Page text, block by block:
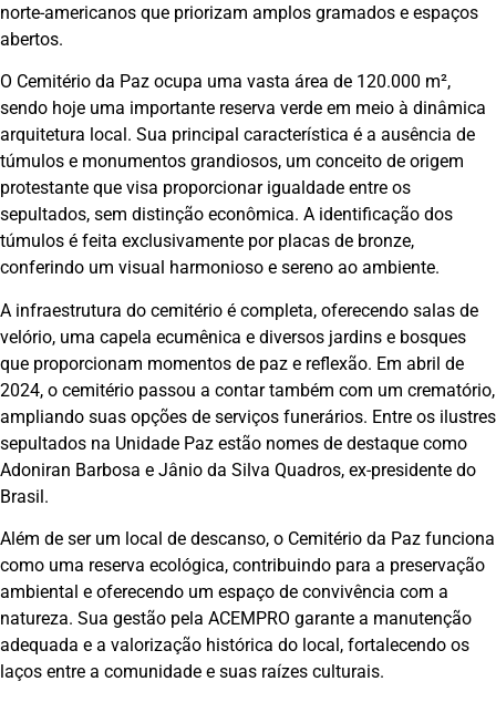
norte-americanos que priorizam amplos gramados e espaços
abertos.
O Cemitério da Paz ocupa uma vasta área de 120.000 m²,
sendo hoje uma importante reserva verde em meio à dinâmica
arquitetura local. Sua principal característica é a ausência de
túmulos e monumentos grandiosos, um conceito de origem
protestante que visa proporcionar igualdade entre os
sepultados, sem distinção econômica. A identificação dos
túmulos é feita exclusivamente por placas de bronze,
conferindo um visual harmonioso e sereno ao ambiente.
A infraestrutura do cemitério é completa, oferecendo salas de
velório, uma capela ecumênica e diversos jardins e bosques
que proporcionam momentos de paz e reflexão. Em abril de
2024, o cemitério passou a contar também com um crematório,
ampliando suas opções de serviços funerários. Entre os ilustres
sepultados na Unidade Paz estão nomes de destaque como
Adoniran Barbosa e Jânio da Silva Quadros, ex-presidente do
Brasil.
Além de ser um local de descanso, o Cemitério da Paz funciona
como uma reserva ecológica, contribuindo para a preservação
ambiental e oferecendo um espaço de convivência com a
natureza. Sua gestão pela ACEMPRO garante a manutenção
adequada e a valorização histórica do local, fortalecendo os
laços entre a comunidade e suas raízes culturais.